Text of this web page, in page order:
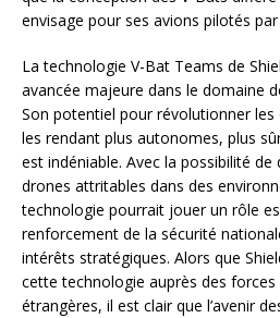
envisage pour ses avions pilotés par
La technologie V-Bat Teams de
avancée majeure dans le domaine
Son potentiel pour révolutionner
les rendant plus autonomes, plus
est indéniable. Avec la possibilité
drones attritables dans des
technologie pourrait jouer un rôle
renforcement de la sécurité
intérêts stratégiques. Alors que
cette technologie auprès des
étrangères, il est clair que l’avenir